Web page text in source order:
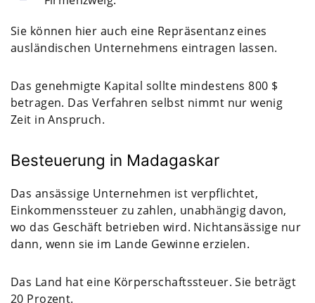
Sie können hier auch eine Repräsentanz eines
ausländischen Unternehmens eintragen lassen.
Das genehmigte Kapital sollte mindestens 800 $
betragen. Das Verfahren selbst nimmt nur wenig
Zeit in Anspruch.
Besteuerung in Madagaskar
Das ansässige Unternehmen ist verpflichtet,
Einkommenssteuer zu zahlen, unabhängig davon,
wo das Geschäft betrieben wird. Nichtansässige nur
dann, wenn sie im Lande Gewinne erzielen.
Das Land hat eine Körperschaftssteuer. Sie beträgt
20 Prozent.